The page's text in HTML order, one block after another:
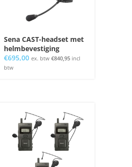
Sena CAST-headset met
helmbevestiging
€695,00 ex. btw €840,95incl
btw